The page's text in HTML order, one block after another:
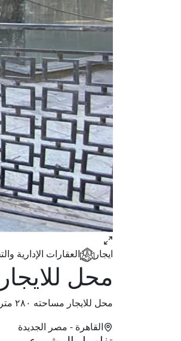
ايجار العقارات الإدارية
محل
محل للايجار مساحته ٢٨٠ متر ناصية شارع النزهة مطلوب ٧٥الف ايجار رقم موبيل
القاهرة - مصر الجديدة